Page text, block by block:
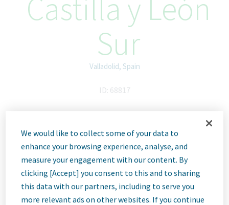
Castilla y León
Sur
Valladolid, Spain
ID: 68817
Job
Description
We would like to collect some of your data to
enhance your browsing experience, analyse, and
measure your engagement with our content. By
clicking [Accept] you consent to this and to sharing
this data with our partners, including to serve you
more relevant ads on other websites. If you continue